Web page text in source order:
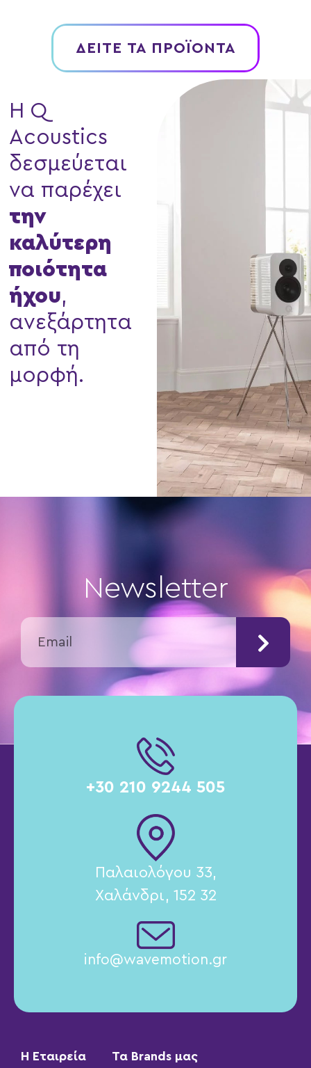
ΔΕΊΤΕ ΤΑ ΠΡΟΪΌΝΤΑ
Η Q
Acoustics
δεσμεύεται
να παρέχει
την
καλύτερη
ποιότητα
ήχου,
ανεξάρτητα
από τη
μορφή.
Newsletter
Η Εταιρεία
Τα Brands μας
+30 210 9244 505
Παλαιολόγου 33,
Χαλάνδρι, 152 32
info@wavemotion.gr